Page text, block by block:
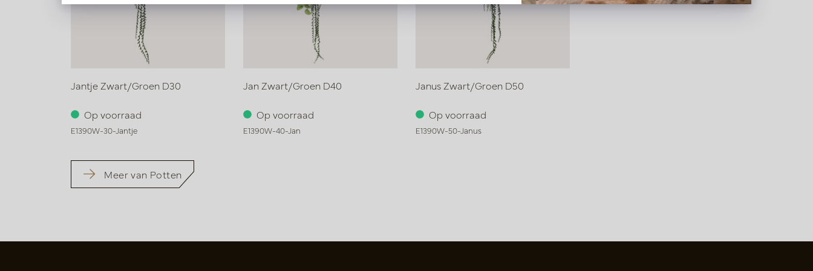
Jantje Zwart/Groen D30
Op voorraad
E1390W-30-Jantje
Jan Zwart/Groen D40
Op voorraad
E1390W-40-Jan
Janus Zwart/Groen D50
Op voorraad
E1390W-50-Janus
Meer van Potten